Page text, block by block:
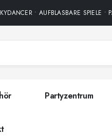
• AUFBLASBARE SPIELE
Partyzentrum